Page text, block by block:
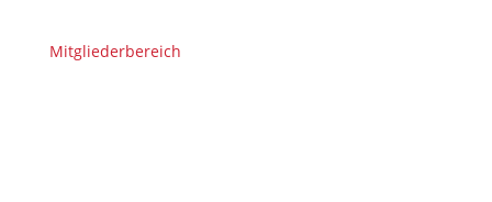
Mitgliederbereich